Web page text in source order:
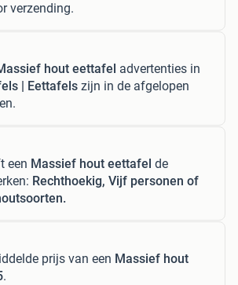
verzending.
hout eettafel advertenties in
| Eettafels zijn in de afgelopen
een Massief hout eettafel de
Rechthoekig, Vijf personen of
prijs van een Massief hout
.